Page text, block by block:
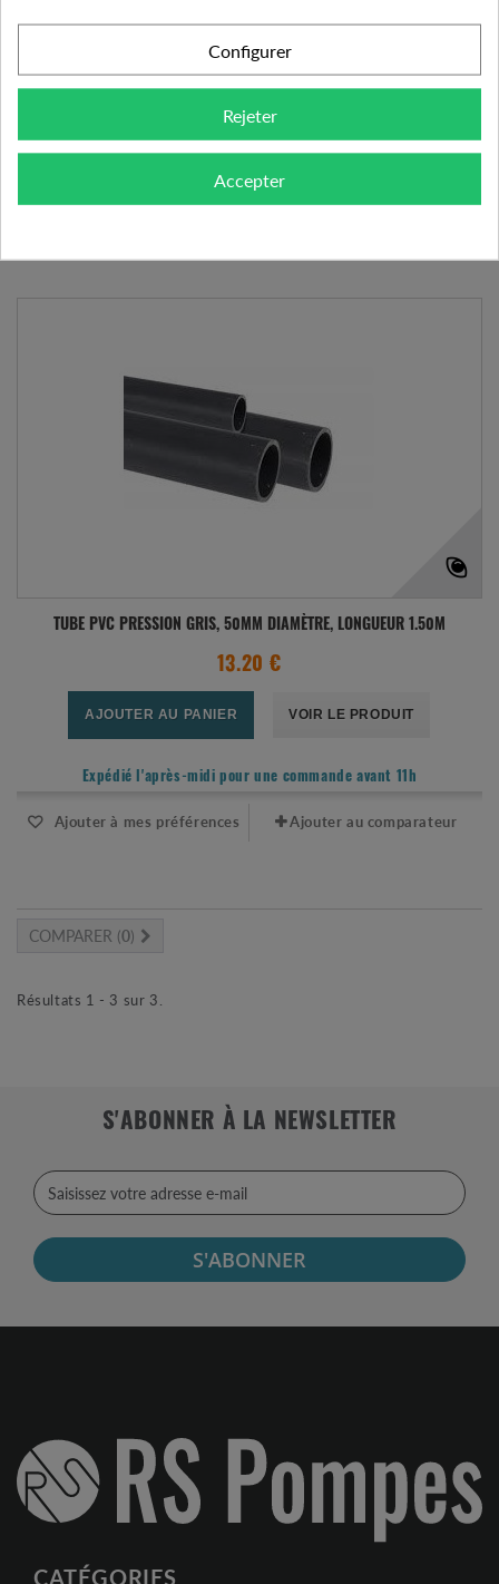
8.40 €
AJOUTER AU PANIER
Expédié l'après-midi pour une commande avant 11h
TUBE PVC PRESSION GRIS, 50MM DIAMÈTRE, LONGUEUR 1.50M
13.20 €
AJOUTER AU PANIER VOIR LE PRODUIT
Expédié l'après-midi pour une commande avant 11h
Ajouter à mes préférences Ajouter au comparateur
COMPARER (0)
Résultats 1 - 3 sur 3.
S'ABONNER À LA NEWSLETTER
S'ABONNER
CATÉGORIES
Configurer
Rejeter
Accepter